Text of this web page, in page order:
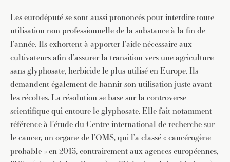
Les eurodéputé se sont aussi prononcés pour interdire toute
utilisation non professionnelle de la substance à la fin de
l’année. Ils exhortent à apporter l’aide nécessaire aux
cultivateurs afin d’assurer la transition vers une agriculture
sans glyphosate, herbicide le plus utilisé en Europe. Ils
demandent également de bannir son utilisation juste avant
les récoltes. La résolution se base sur la controverse
scientifique qui entoure le glyphosate. Elle fait notamment
référence à l’étude du Centre international de recherche sur
le cancer, un organe de l’OMS, qui l’a classé « cancérogène
probable » en 2015, contrairement aux agences européennes,